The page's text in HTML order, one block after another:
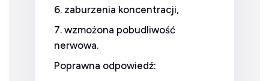
6. zaburzenia koncentracji,
7. wzmożona pobudliwość
nerwowa.
Poprawna odpowiedź: